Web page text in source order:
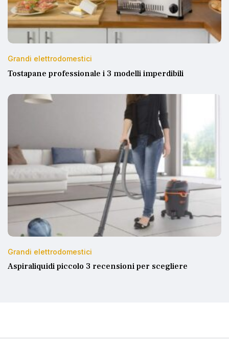
Grandi elettrodomestici
Tostapane professionale i 3 modelli imperdibili
Grandi elettrodomestici
Aspiraliquidi piccolo 3 recensioni per scegliere